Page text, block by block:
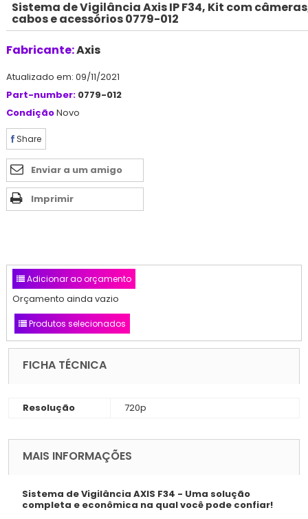
Sistema de Vigilância Axis IP F34, Kit com
cabos e acessórios 0779-012
Fabricante:Axis
Atualizado em: 09/11/2021
Part-number: 0779-012
CondiçãoNovo
Share
Enviar a um amigo
Imprimir
Adicionar ao orçamento
Orçamento ainda vazio
Produtos selecionados
FICHA TÉCNICA
Resolução 720p
MAIS INFORMAÇÕES
Sistema de Vigilância AXIS F34 - Uma solução
completa e econômica na qual você pode confiar!